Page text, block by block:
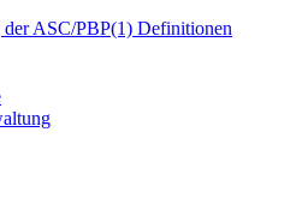
ASC/PBP(1) Definitionen